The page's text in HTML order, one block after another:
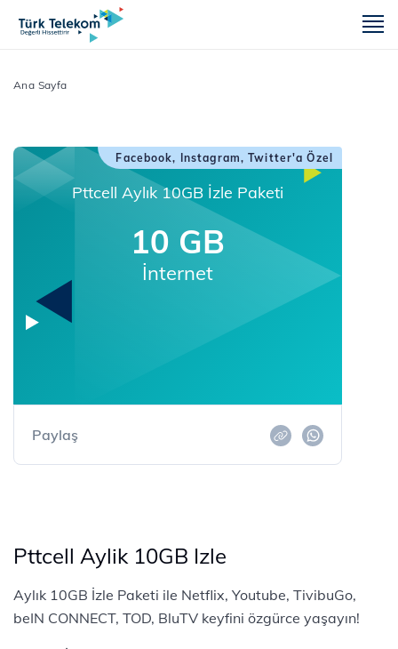
Ana Sayfa
Facebook, Instagram, Twitter'a Özel
Pttcell Aylık 10GB İzle Paketi
10 GB
İnternet
Paylaş
Pttcell Aylik 10GB Izle
Aylık 10GB İzle Paketi ile Netflix, Youtube, TivibuGo,
beIN CONNECT, TOD, BluTV keyfini özgürce yaşayın!